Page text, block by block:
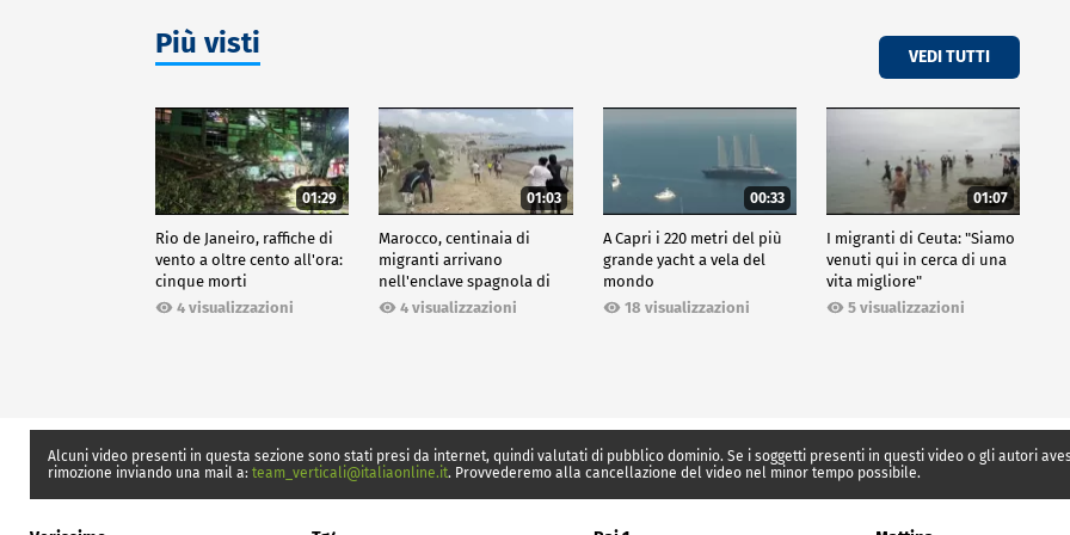
Più visti VEDI TUTTI
01:29
Rio de Janeiro, raffiche di
vento a oltre cento all'ora:
cinque morti
4 visualizzazioni
01:03
Marocco, centinaia di
migranti arrivano
nell'enclave spagnola di
Ceuta4 visualizzazioni
00:33
A Capri i 220 metri del più
grande yacht a vela del
mondo
18 visualizzazioni
01:07
I migranti di Ceuta: "Siamo
venuti qui in cerca di una
vita migliore"
5 visualizzazioni
Alcuni video presenti in questa sezione sono stati presi da internet, quindi valutati di pubblico dominio. Se i soggetti presenti in questi video o gli autori
rimozione inviando una mail a: team_verticali@italiaonline.it. Provvederemo alla cancellazione del video nel minor tempo possibile.